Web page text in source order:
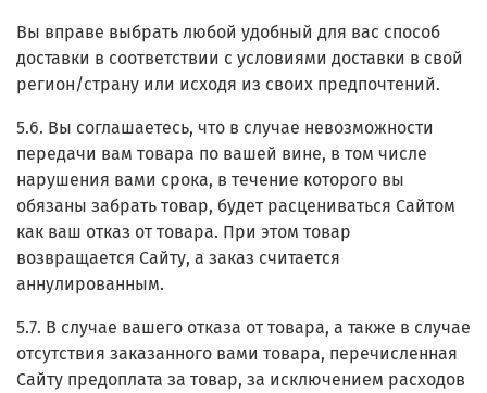
Вы вправе выбрать любой удобный для вас способ
доставки в соответствии с условиями доставки в свой
регион/страну или исходя из своих предпочтений.
5.6. Вы соглашаетесь, что в случае невозможности
передачи вам товара по вашей вине, в том числе
нарушения вами срока, в течение которого вы
обязаны забрать товар, будет расцениваться Сайтом
как ваш отказ от товара. При этом товар
возвращается Сайту, а заказ считается
аннулированным.
5.7. В случае вашего отказа от товара, а также в случае
отсутствия заказанного вами товара, перечисленная
Сайту предоплата за товар, за исключением расходов